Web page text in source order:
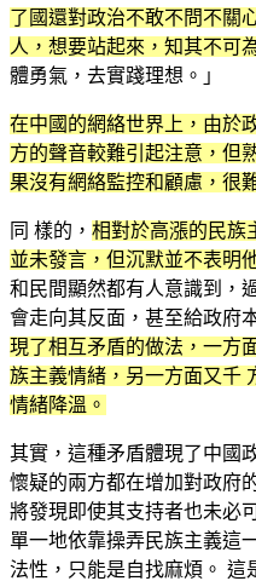
了國還對政治不敢不問不關
人，想要站起來，知其不可
體勇氣，去實踐理想。」
在中國的網絡世界上，由於
方的聲音較難引起注意，但
果沒有網絡監控和顧慮，很
同 樣的， 相對於高漲的民族
並未發言，但沉默並不表明
和民間顯然都有人意識到，
會走向其反面，甚至給政府
現了相互矛盾的做法，一方
族主義情緒，另一方面又千
情緒降溫。
其實，這種矛盾體現了中國
懷疑的兩方都在增加對政府
將發現即使其支持者也未必
單一地依靠操弄民族主義這
法性，只能是自找麻煩。 這